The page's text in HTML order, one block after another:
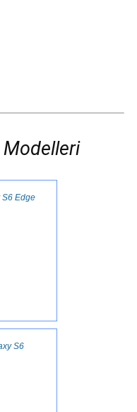
Modelleri
S6 Edge
S6